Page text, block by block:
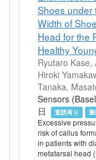
Shoes under
Width of
Head for the
Healthy
Ryutaro Kase,
Hiroki
Tanaka,
Sensors
日
査読有り 筆
Excessive
risk of callus
in patients with
metatarsal head